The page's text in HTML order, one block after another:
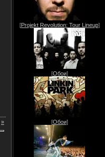
»
[Projekt Revolution: Tour Lineup]
[Обои]
[Обои]